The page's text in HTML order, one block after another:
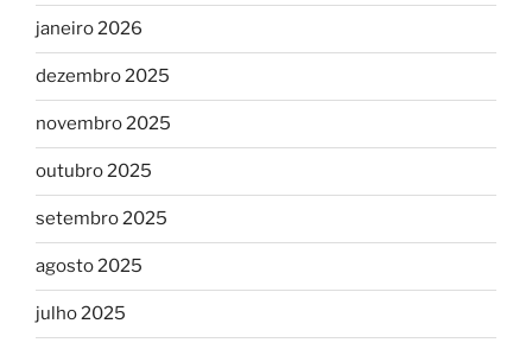
janeiro 2026
dezembro 2025
novembro 2025
outubro 2025
setembro 2025
agosto 2025
julho 2025